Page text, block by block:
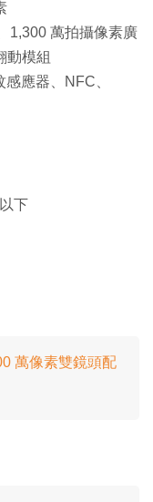
1,300 萬拍攝像素廣
動模組
應器、NFC、
下
萬像素雙鏡頭配